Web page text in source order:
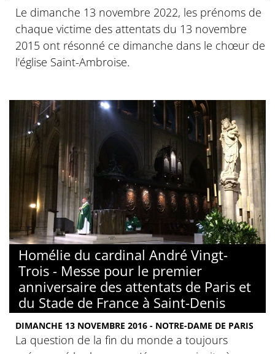
Le dimanche 13 novembre 2022, les prénoms de
chaque victime des attentats du 13 novembre
2015 ont résonné ce dimanche dans le chœur de
l'église Saint-Ambroise.
Homélie du cardinal André Vingt-
Trois - Messe pour le premier
anniversaire des attentats de Paris et
du Stade de France à Saint-Denis
DIMANCHE 13 NOVEMBRE 2016 - NOTRE-DAME DE PARIS
La question de la fin du monde a toujours